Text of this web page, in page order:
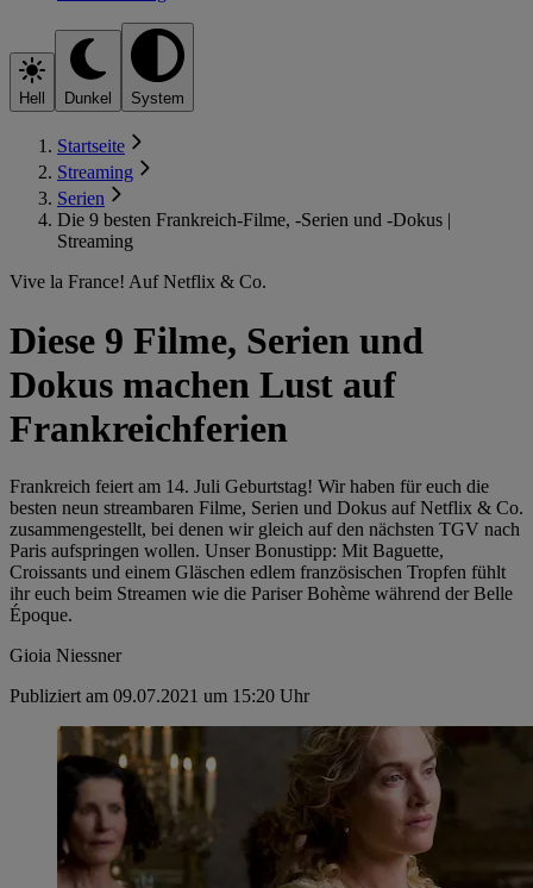
Hell Dunkel System
Startseite
Streaming
Serien
Die 9 besten Frankreich-Filme, -Serien und -Dokus |
Streaming
Vive la France! Auf Netflix & Co.
Diese 9 Filme, Serien und
Dokus machen Lust auf
Frankreichferien
Frankreich feiert am 14. Juli Geburtstag! Wir haben für euch die
besten neun streambaren Filme, Serien und Dokus auf Netflix & Co.
zusammengestellt, bei denen wir gleich auf den nächsten TGV nach
Paris aufspringen wollen. Unser Bonustipp: Mit Baguette,
Croissants und einem Gläschen edlem französischen Tropfen fühlt
ihr euch beim Streamen wie die Pariser Bohème während der Belle
Époque.
Gioia Niessner
Publiziert am 09.07.2021 um 15:20 Uhr